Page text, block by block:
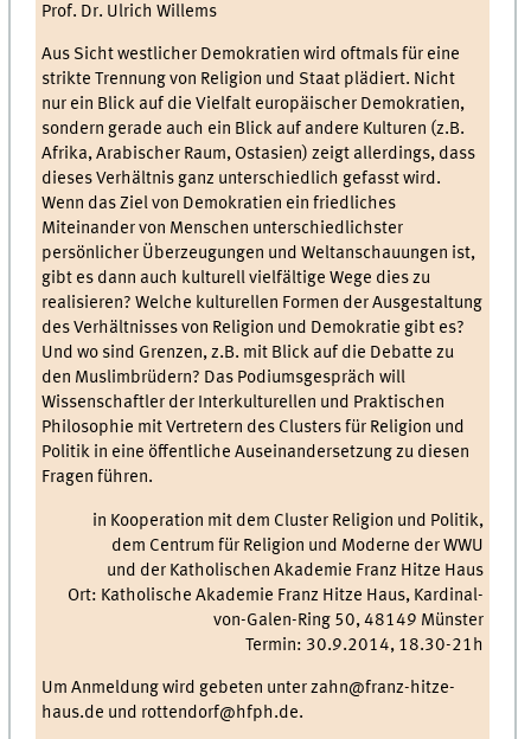
Prof. Dr. Ulrich Willems
Aus Sicht westlicher Demokratien wird oftmals für eine
strikte Trennung von Religion und Staat plädiert. Nicht
nur ein Blick auf die Vielfalt europäischer Demokratien,
sondern gerade auch ein Blick auf andere Kulturen (z.B.
Afrika, Arabischer Raum, Ostasien) zeigt allerdings, dass
dieses Verhältnis ganz unterschiedlich gefasst wird.
Wenn das Ziel von Demokratien ein friedliches
Miteinander von Menschen unterschiedlichster
persönlicher Überzeugungen und Weltanschauungen ist,
gibt es dann auch kulturell vielfältige Wege dies zu
realisieren? Welche kulturellen Formen der Ausgestaltung
des Verhältnisses von Religion und Demokratie gibt es?
Und wo sind Grenzen, z.B. mit Blick auf die Debatte zu
den Muslimbrüdern? Das Podiumsgespräch will
Wissenschaftler der Interkulturellen und Praktischen
Philosophie mit Vertretern des Clusters für Religion und
Politik in eine öffentliche Auseinandersetzung zu diesen
Fragen führen.
in Kooperation mit dem Cluster Religion und Politik,
dem Centrum für Religion und Moderne der WWU
und der Katholischen Akademie Franz Hitze Haus
Ort: Katholische Akademie Franz Hitze Haus, Kardinal-
von-Galen-Ring 50, 48149 Münster
Termin: 30.9.2014, 18.30-21h
Um Anmeldung wird gebeten unter zahn@franz-hitze-
haus.de und rottendorf@hfph.de.